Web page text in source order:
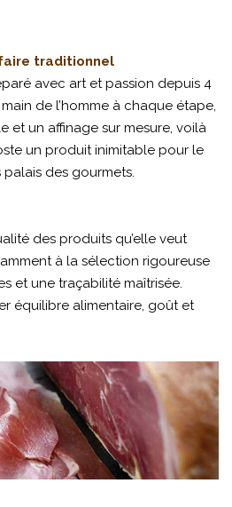
faire traditionnel
avec art et passion depuis 4
de l’homme à chaque étape,
et un affinage sur mesure, voilà
un produit inimitable pour le
des gourmets.
des produits qu’elle veut
à la sélection rigoureuse
et une traçabilité maîtrisée.
équilibre alimentaire, goût et